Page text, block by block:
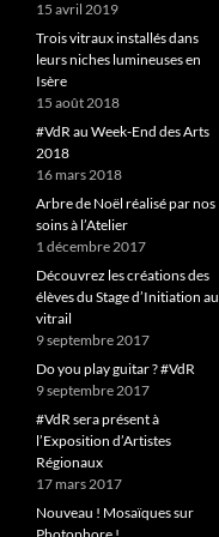
15 avril 2019
Trois vitraux installés dans
leurs niches lumineuses en
Isère
15 août 2018
#VdR au Week-End des Arts
2018
16 mars 2018
Arbre de Noël réalisé par nos
soins à l’Atelier
1 décembre 2017
Découvrez les créations des
élèves du Stage d’Initiation au
vitrail
9 septembre 2017
Do you play guitar ? #VdR
9 septembre 2017
#VdR sera présent à
l’Exposition d’Artistes
Régionaux
17 mars 2017
Nouveau ! Mosaïques sur